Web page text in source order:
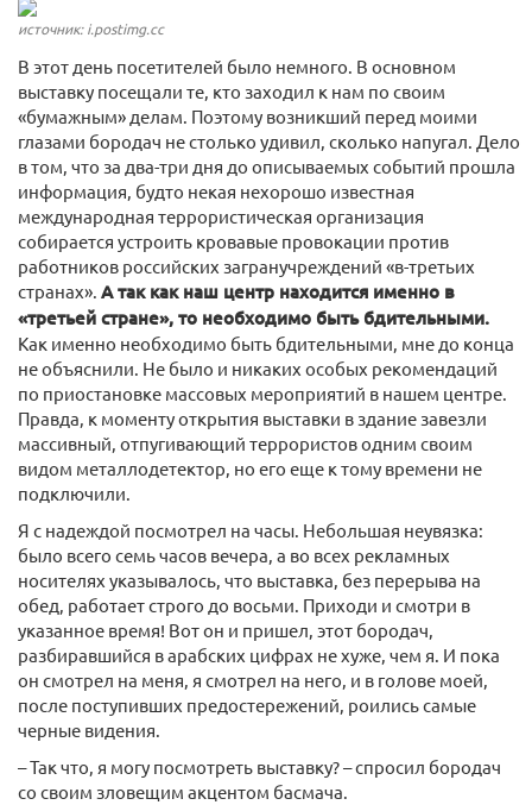
источник: i.postimg.cc
В этот день посетителей было немного. В основном
выставку посещали те, кто заходил к нам по своим
«бумажным» делам. Поэтому возникший перед моими
глазами бородач не столько удивил, сколько напугал. Дело
в том, что за два-три дня до описываемых событий прошла
информация, будто некая нехорошо известная
международная террористическая организация
собирается устроить кровавые провокации против
работников российских загранучреждений «в-третьих
странах». А так как наш центр находится именно в
«третьей стране», то необходимо быть бдительными.
Как именно необходимо быть бдительными, мне до конца
не объяснили. Не было и никаких особых рекомендаций
по приостановке массовых мероприятий в нашем центре.
Правда, к моменту открытия выставки в здание завезли
массивный, отпугивающий террористов одним своим
видом металлодетектор, но его еще к тому времени не
подключили.
Я с надеждой посмотрел на часы. Небольшая неувязка:
было всего семь часов вечера, а во всех рекламных
носителях указывалось, что выставка, без перерыва на
обед, работает строго до восьми. Приходи и смотри в
указанное время! Вот он и пришел, этот бородач,
разбиравшийся в арабских цифрах не хуже, чем я. И пока
он смотрел на меня, я смотрел на него, и в голове моей,
после поступивших предостережений, роились самые
черные видения.
– Так что, я могу посмотреть выставку? – спросил бородач
со своим зловещим акцентом басмача.